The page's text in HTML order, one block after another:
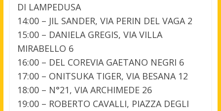
DI LAMPEDUSA
14:00 – JIL SANDER, VIA PERIN DEL VAGA 2
15:00 – DANIELA GREGIS, VIA VILLA
MIRABELLO 6
16:00 – DEL COREVIA GAETANO NEGRI 6
17:00 – ONITSUKA TIGER, VIA BESANA 12
18:00 – N°21, VIA ARCHIMEDE 26
19:00 – ROBERTO CAVALLI, PIAZZA DEGLI